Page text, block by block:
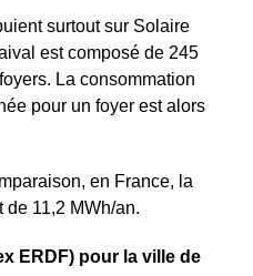
surtout sur Solaire
est composé de 245
La consommation
pour un foyer est alors
en France, la
11,2 MWh/an.
ERDF) pour la ville de